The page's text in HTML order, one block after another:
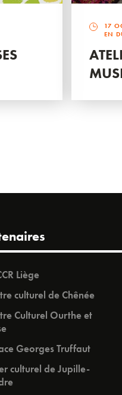
17
EN
Liège
culturel de Chênée
Culturel Ourthe et
Georges Truffaut
culturel de Jupille-